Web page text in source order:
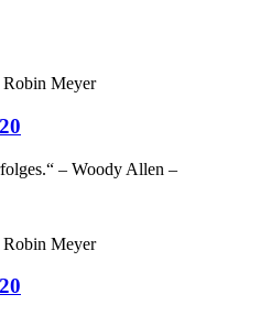
Meyer
– Woody Allen –
Meyer